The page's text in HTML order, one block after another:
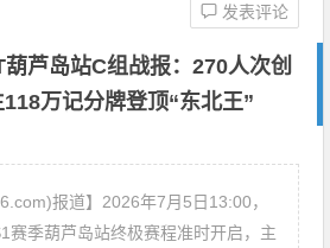
葫芦岛站C组战报：270人次创
万记分牌登顶“东北王”
发表评论
报道】2026年7月5日13:00，
赛季葫芦岛站终极赛程准时开启，主